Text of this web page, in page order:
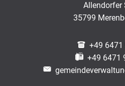
Allendorfer
35799
+49 6471
+49 6471